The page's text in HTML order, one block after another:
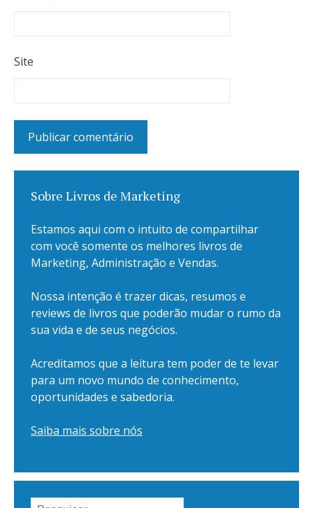
Site
Sobre Livros de Marketing
Estamos aqui com o intuito de compartilhar
com você somente os melhores livros de
Marketing, Administração e Vendas.
Nossa intenção é trazer dicas, resumos e
reviews de livros que poderão mudar o rumo da
sua vida e de seus negócios.
Acreditamos que a leitura tem poder de te levar
para um novo mundo de conhecimento,
oportunidades e sabedoria.
Saiba mais sobre nós